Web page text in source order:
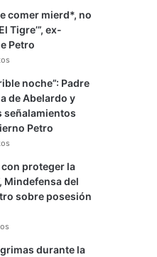
comer mierd*, no
Tigre’”, ex-
Petro
noche”: Padre
de Abelardo y
señalamientos
Petro
proteger la
Mindefensa del
sobre posesión
durante la